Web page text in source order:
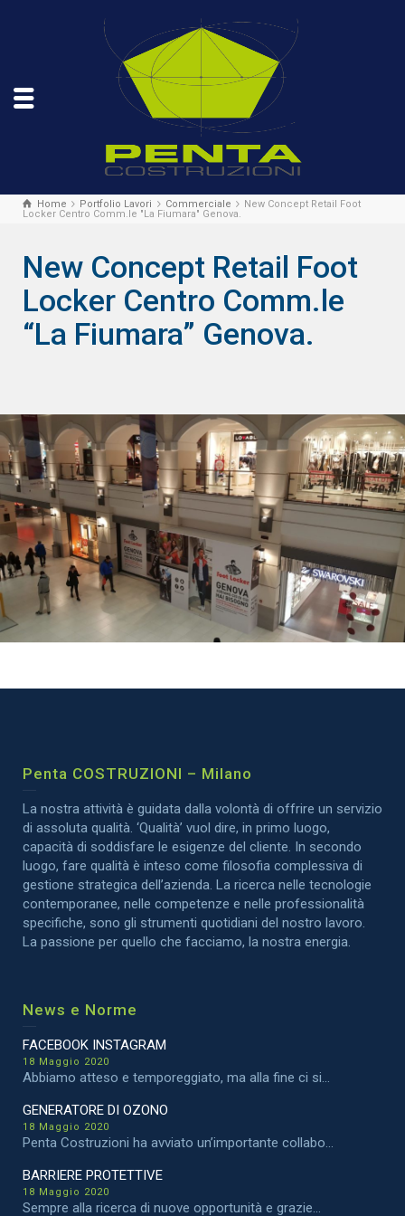
Home Portfolio Lavori Commerciale
New Concept Retail Foot
Locker Centro Comm.le "La Fiumara" Genova.
New Concept Retail Foot
Locker Centro Comm.le
“La Fiumara” Genova.
Penta COSTRUZIONI – Milano
La nostra attività è guidata dalla volontà di offrire un servizio
di assoluta qualità. ‘Qualità’ vuol dire, in primo luogo,
capacità di soddisfare le esigenze del cliente. In secondo
luogo, fare qualità è inteso come filosofia complessiva di
gestione strategica dell’azienda. La ricerca nelle tecnologie
contemporanee, nelle competenze e nelle professionalità
specifiche, sono gli strumenti quotidiani del nostro lavoro.
La passione per quello che facciamo, la nostra energia.
News e Norme
FACEBOOK INSTAGRAM
18 Maggio 2020
Abbiamo atteso e temporeggiato, ma alla fine ci si...
GENERATORE DI OZONO
18 Maggio 2020
Penta Costruzioni ha avviato un’importante collabo...
BARRIERE PROTETTIVE
18 Maggio 2020
Sempre alla ricerca di nuove opportunità e grazie...